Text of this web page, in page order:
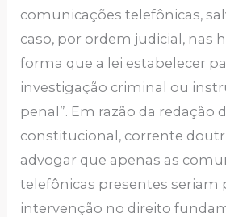
comunicações telefônicas,
caso, por ordem judicial, nas
forma que a lei estabelecer
investigação criminal ou
penal”. Em razão da redação
constitucional, corrente
advogar que apenas as
telefônicas presentes seriam
intervenção no direito